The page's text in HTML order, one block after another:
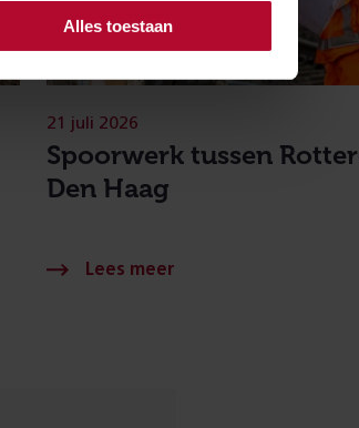
Alles toestaan
Spoorwerk tussen
Den Haag
21 juli 2026